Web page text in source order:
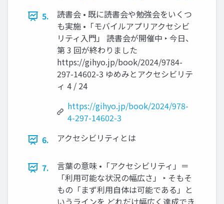
5.
読書会 • 既に読書会や勉強会をいくつ
も実施 •「モバイルアプリアクセシビ
リティ入門」 読書会が開催中 ‣ 今日、
第 3 回が終わりました
https://gihyo.jp/book/2024/9784-
297-14602-3 ゆめみとアクセシビリテ
ィ 4 / 24
https://gihyo.jp/book/2024/978-
4-297-14602-3
6.
アクセシビリティとは
7.
言葉の意味 •「アクセシビリティ」＝
「利用可能な状況の幅広さ」 ‣ そもそ
もの「まず利用自体は可能である」と